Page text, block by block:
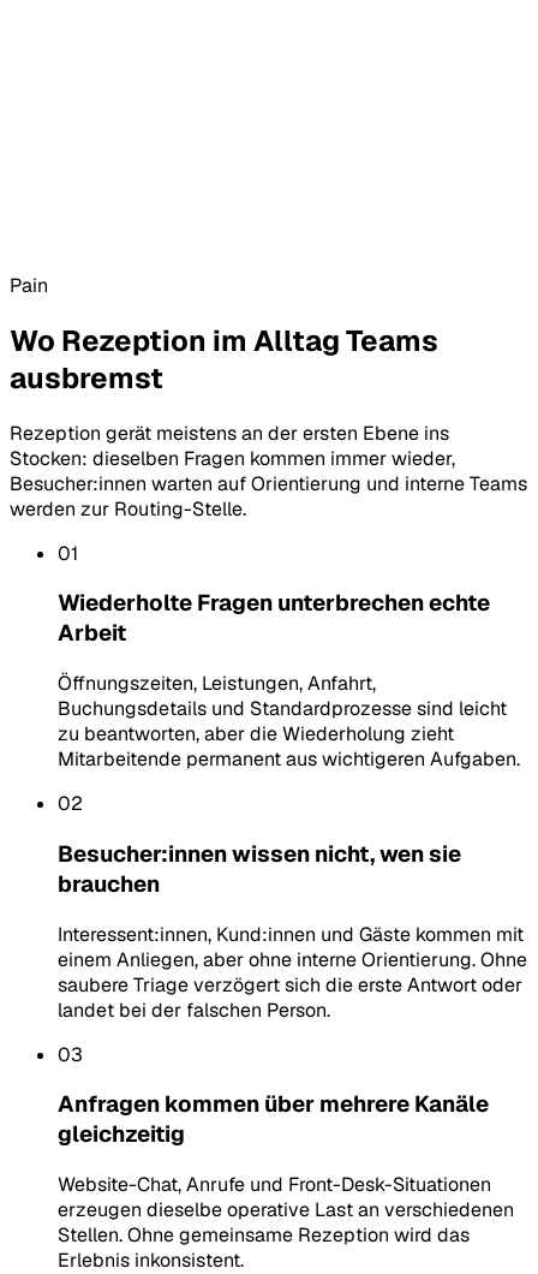
Pain
Wo Rezeption im Alltag Teams
ausbremst
Rezeption gerät meistens an der ersten Ebene ins
Stocken: dieselben Fragen kommen immer wieder,
Besucher:innen warten auf Orientierung und interne Teams
werden zur Routing-Stelle.
01
Wiederholte Fragen unterbrechen echte
Arbeit
Öffnungszeiten, Leistungen, Anfahrt,
Buchungsdetails und Standardprozesse sind leicht
zu beantworten, aber die Wiederholung zieht
Mitarbeitende permanent aus wichtigeren Aufgaben.
02
Besucher:innen wissen nicht, wen sie
brauchen
Interessent:innen, Kund:innen und Gäste kommen mit
einem Anliegen, aber ohne interne Orientierung. Ohne
saubere Triage verzögert sich die erste Antwort oder
landet bei der falschen Person.
03
Anfragen kommen über mehrere Kanäle
gleichzeitig
Website-Chat, Anrufe und Front-Desk-Situationen
erzeugen dieselbe operative Last an verschiedenen
Stellen. Ohne gemeinsame Rezeption wird das
Erlebnis inkonsistent.